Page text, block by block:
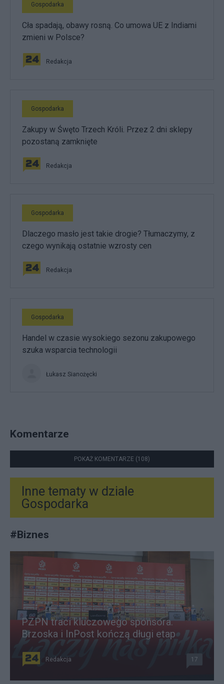
Gospodarka
Cła spadają, obawy rosną. Co umowa UE z Indiami
zmieni w Polsce?
Redakcja
Gospodarka
Zakupy w Śwęto Trzech Króli. Przez 2 dni sklepy
pozostaną zamknięte
Redakcja
Gospodarka
Dlaczego masło jest takie drogie? Tłumaczymy, z
czego wynikają ostatnie wzrosty cen
Redakcja
Gospodarka
Handel w czasie wysokiego sezonu zakupowego
szuka wsparcia technologii
Łukasz Sianożęcki
Komentarze
POKAŻ KOMENTARZE (108)
Inne tematy w dziale
Gospodarka
#Biznes
PZPN traci kluczowego sponsora.
Brzoska i InPost kończą długi etap
Redakcja 17